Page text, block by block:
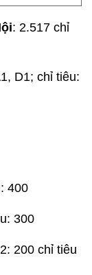
: 2.517 chỉ
D1; chỉ tiêu:
400
300
200 chỉ tiêu